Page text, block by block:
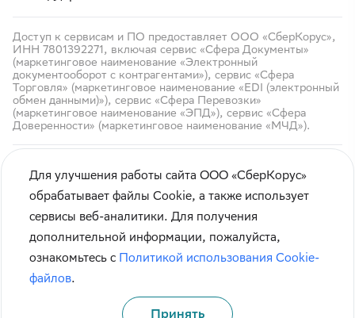
Доступ к сервисам и ПО предоставляет ООО «СберКорус»,
ИНН 7801392271, включая сервис «Сфера Документы»
(маркетинговое наименование «Электронный
документооборот с контрагентами»), сервис «Сфера
Торговля» (маркетинговое наименование «EDI (электронный
обмен данными)»), сервис «Сфера Перевозки»
(маркетинговое наименование «ЭПД»), сервис «Сфера
Доверенности» (маркетинговое наименование «МЧД»).
© СберКорус 2004-2026
Кибербезопасность
Правила использования сайта
Карта сайта
Для улучшения работы сайта ООО «СберКорус»
обрабатывает файлы Cookie, а также использует
сервисы веб-аналитики. Для получения
дополнительной информации, пожалуйста,
ознакомьтесь с Политикой использования Cookie-
файлов.
Принять